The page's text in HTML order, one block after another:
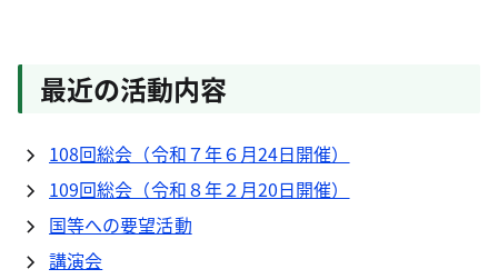
最近の活動内容
108回総会（令和７年６月24日開催）
109回総会（令和８年２月20日開催）
国等への要望活動
講演会